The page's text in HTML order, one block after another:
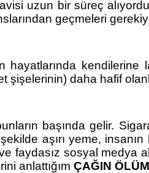
uzun bir süreç
geçmeleri
daha hafif
başında gelir.
aşırı yeme,
sosyal medya
anlattığım ÇAĞIN